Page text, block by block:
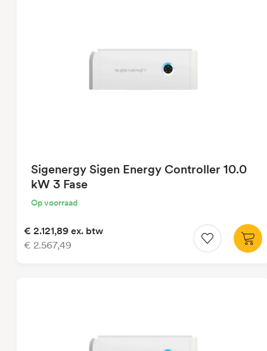
Sigenergy Sigen Energy Controller 10.0
kW 3 Fase
Op voorraad
€ 2.121,89 ex. btw
€ 2.567,49